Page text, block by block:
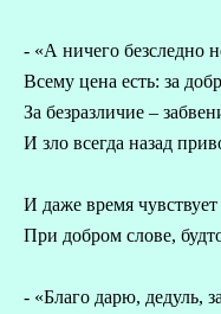
- «А ничего безследно
Всему цена есть: за
За безразличие –
И зло всегда назад
И даже время
При добром слове,
- «Благо дарю, дедуль,